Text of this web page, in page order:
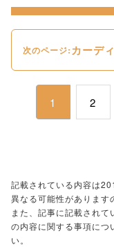
次のページ:カーデ
1 2
記載されている内容は
異なる可能性があります
また、記事に記載され
の内容に関する事項につ
い。